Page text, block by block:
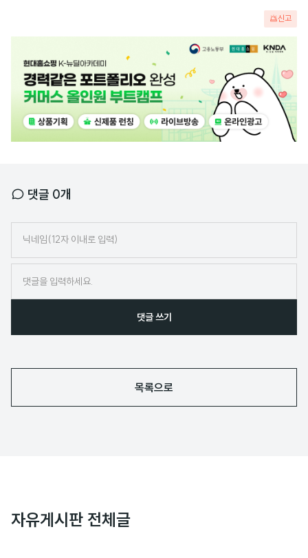
신고
댓글 0개
임
댓글 쓰기
목록으로
자유게시판 전체글